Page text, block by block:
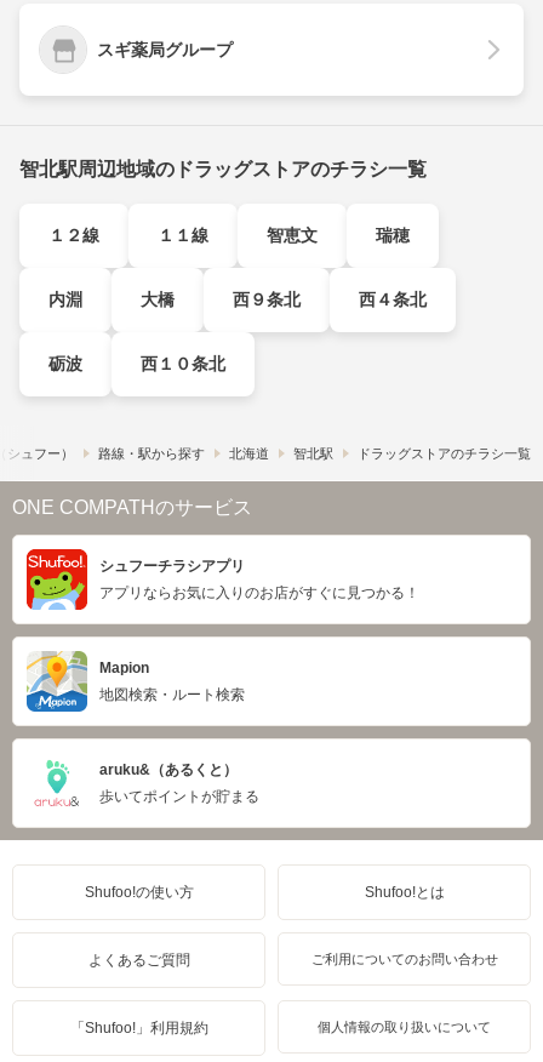
スギ薬局グループ
智北駅周辺地域のドラッグストアのチラシ一覧
１２線 １１線 智恵文 瑞穂
内淵 大橋 西９条北 西４条北
砺波 西１０条北
ュフー） 路線・駅から探す 北海道 智北駅 ドラッグストアのチラシ一覧
ONE COMPATHのサービス
シュフーチラシアプリ
アプリならお気に入りのお店がすぐに見つかる！
Mapion
地図検索・ルート検索
aruku&（あるくと）
歩いてポイントが貯まる
Shufoo!の使い方 Shufoo!とは
よくあるご質問 ご利用についてのお問い合わせ
「Shufoo!」利用規約 個人情報の取り扱いについて